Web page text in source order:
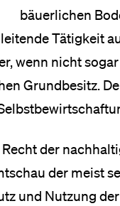
bäuerlichen
Tätigkeit
wenn nicht
Grundbesitz.
Recht der
der meist
und Nutzung